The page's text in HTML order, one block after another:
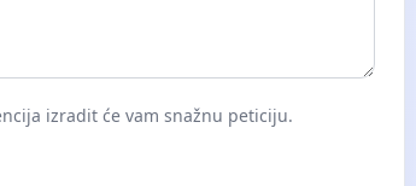
izradit će vam snažnu peticiju.